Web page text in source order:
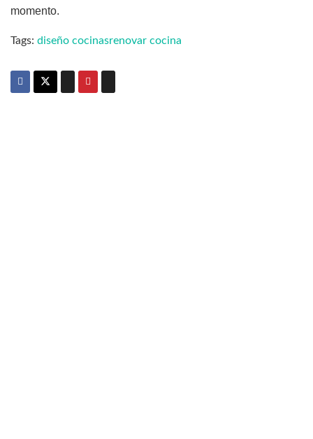
momento.
Tags: diseño cocinasrenovar cocina